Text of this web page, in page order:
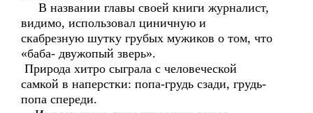
В названии главы своей книги журналист,
видимо, использовал циничную и
скабрезную шутку грубых мужиков о том, что
«баба- двужопый зверь».
Природа хитро сыграла с человеческой
самкой в наперстки: попа-грудь сзади, грудь-
попа спереди.